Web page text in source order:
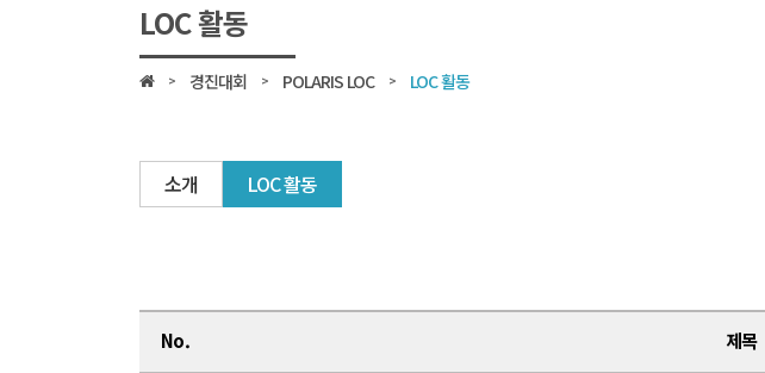
LOC 활동
경진대회 POLARIS LOC LOC 활동
소개 LOC 활동
No. 제목